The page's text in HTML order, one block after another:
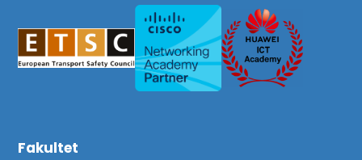
Fakultet